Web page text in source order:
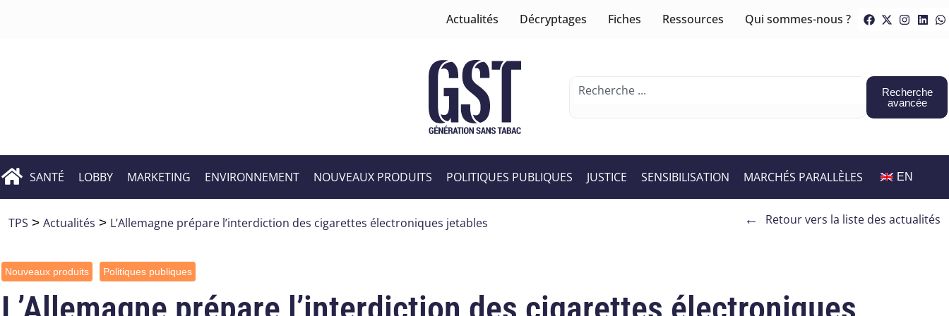
Actualités Décryptages Fiches Ressources Qui sommes-nous ?
Recherche
avancée
SANTÉ LOBBY MARKETING ENVIRONNEMENT NOUVEAUX PRODUITS POLITIQUES PUBLIQUES JUSTICE SENSIBILISATION MARCHÉS PARALLÈLES EN
TPS > Actualités > L’Allemagne prépare l’interdiction des cigarettes électroniques jetables ← Retour vers la liste des actualités
Nouveaux produits Politiques publiques